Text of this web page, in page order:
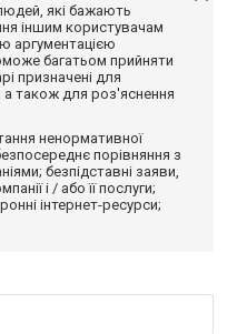
які бажають
іншим користувачам
аргументацією
багатьом прийняти
призначені для
а також для роз'яснення
ненормативної
порівняння з
безпідставні заяви,
і / або її послуги;
інтернет-ресурси;